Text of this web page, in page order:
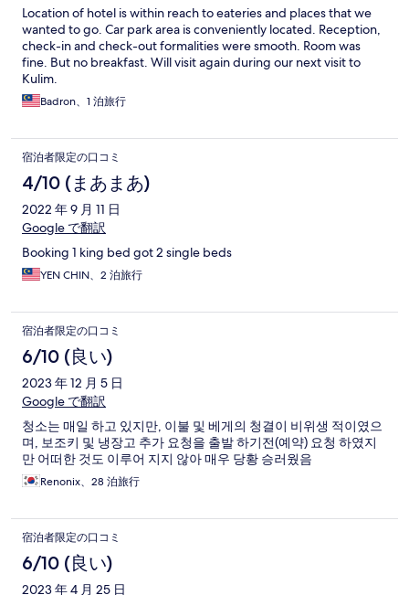
Location of hotel is within reach to eateries and places that we
wanted to go. Car park area is conveniently located. Reception,
check-in and check-out formalities were smooth. Room was
fine. But no breakfast. Will visit again during our next visit to
Kulim.
Badron、1 泊旅行
宿泊者限定の口コミ
4/10 (まあまあ)
2022 年 9 月 11 日
Google で翻訳
Booking 1 king bed got 2 single beds
YEN CHIN、2 泊旅行
宿泊者限定の口コミ
6/10 (良い)
2023 年 12 月 5 日
Google で翻訳
청소는 매일 하고 있지만, 이불 및 베게의 청결이 비위생 적이였으
며, 보조키 및 냉장고 추가 요청을 출발 하기전(예약) 요청 하였지
만 어떠한 것도 이루어 지지 않아 매우 당황 승러웠음
Renonix、28 泊旅行
宿泊者限定の口コミ
6/10 (良い)
2023 年 4 月 25 日